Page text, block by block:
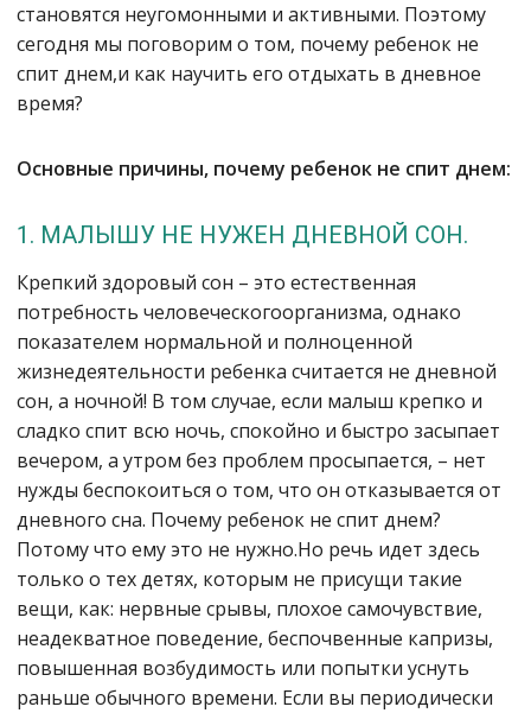
становятся неугомонными и активными. Поэтому
сегодня мы поговорим о том, почему ребенок не
спит днем,и как научить его отдыхать в дневное
время?
Основные причины, почему ребенок не спит днем:
1. МАЛЫШУ НЕ НУЖЕН ДНЕВНОЙ СОН.
Крепкий здоровый сон – это естественная
потребность человеческогоорганизма, однако
показателем нормальной и полноценной
жизнедеятельности ребенка считается не дневной
сон, а ночной! В том случае, если малыш крепко и
сладко спит всю ночь, спокойно и быстро засыпает
вечером, а утром без проблем просыпается, – нет
нужды беспокоиться о том, что он отказывается от
дневного сна. Почему ребенок не спит днем?
Потому что ему это не нужно.Но речь идет здесь
только о тех детях, которым не присущи такие
вещи, как: нервные срывы, плохое самочувствие,
неадекватное поведение, беспочвенные капризы,
повышенная возбудимость или попытки уснуть
раньше обычного времени. Если вы периодически